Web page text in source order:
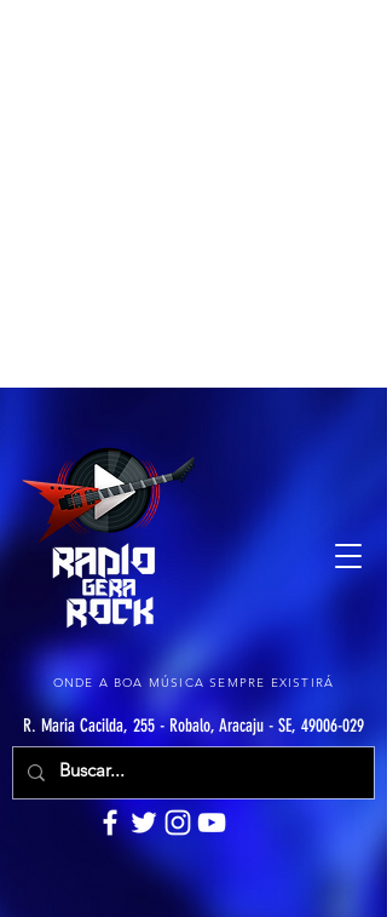
ONDE A BOA MÚSICA SEMPRE EXISTIRÁ
R. Maria Cacilda, 255 - Robalo, Aracaju - SE, 49006-029